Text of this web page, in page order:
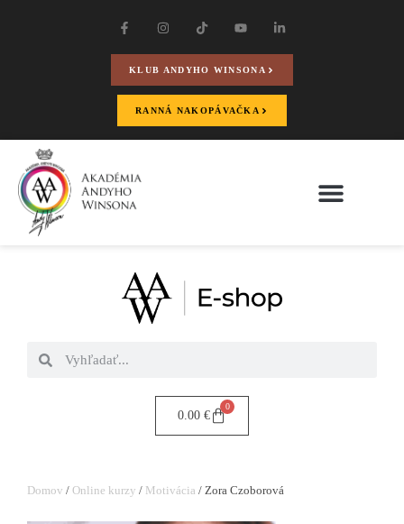
KLUB ANDYHO WINSONA
RANNÁ NAKOPÁVAČKA
0.00 €
0
Domov / Online kurzy / Motivácia / Zora Czoborová